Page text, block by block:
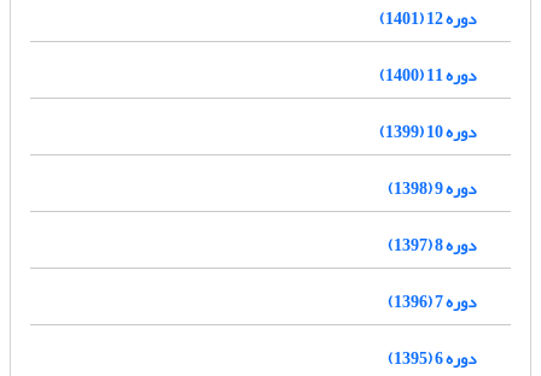
دوره 12 (1401)
دوره 11 (1400)
دوره 10 (1399)
دوره 9 (1398)
دوره 8 (1397)
دوره 7 (1396)
دوره 6 (1395)